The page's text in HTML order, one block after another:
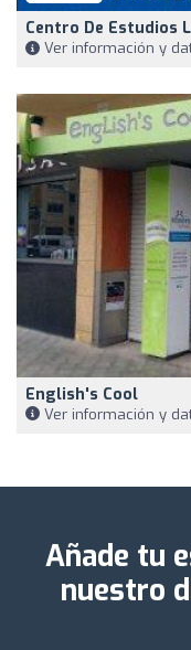
Centro De Estudios
Ver información y
English's Cool
Ver información y
Añade tu
nuestro